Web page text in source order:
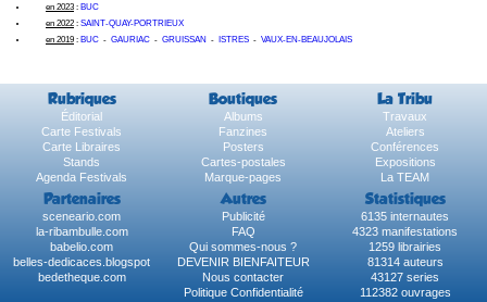
en 2023 : BUC
en 2022 : SAINT-QUAY-PORTRIEUX
en 2019 : BUC - GAURIAC - GRUISSAN - ISTRES - VAUX-EN-BEAUJOLAIS
Rubriques Boutiques La Tribu
Éditorial Albums
Travaux
Carte Festivals
Fanzines
Ateliers
Carte Libraires
Posters
Conférences
Stands
Cartes-postales
Expositions
Agenda Festivals
Marque-pages La TEAM
Partenaires Autres Statistiques
sceneario.com Publicité
6135 internautes
la-ribambulle.com
FAQ
4323 manifestations
babelio.com
Qui sommes-nous ?
1259 librairies
belles-dedicaces.blogspot
DEVENIR BIENFAITEUR
81314 auteurs
bedetheque.com
Nous contacter
43127 series
Politique Confidentialité
112382 ouvrages